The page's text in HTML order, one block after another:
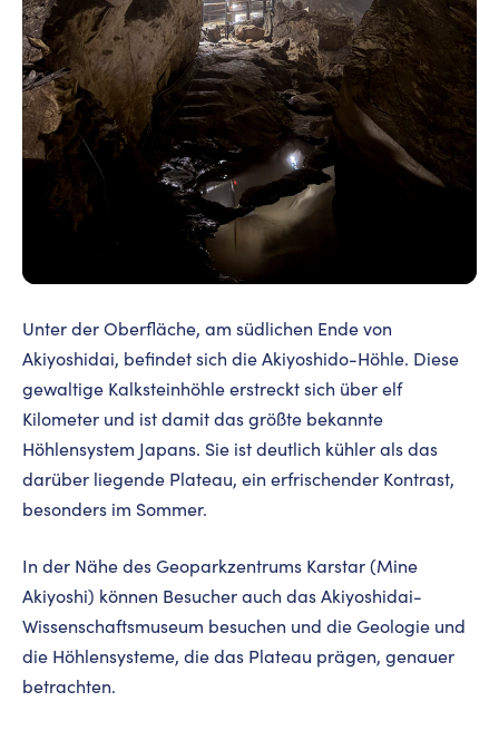
Unter der Oberfläche, am südlichen Ende von
Akiyoshidai, befindet sich die Akiyoshido-Höhle. Diese
gewaltige Kalksteinhöhle erstreckt sich über elf
Kilometer und ist damit das größte bekannte
Höhlensystem Japans. Sie ist deutlich kühler als das
darüber liegende Plateau, ein erfrischender Kontrast,
besonders im Sommer.
In der Nähe des Geoparkzentrums Karstar (Mine
Akiyoshi) können Besucher auch das Akiyoshidai-
Wissenschaftsmuseum besuchen und die Geologie und
die Höhlensysteme, die das Plateau prägen, genauer
betrachten.